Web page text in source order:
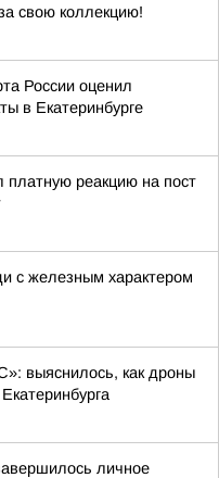
свою коллекцию!
России оценил
в Екатеринбурге
платную реакцию на пост
с железным характером
выяснилось, как дроны
личное